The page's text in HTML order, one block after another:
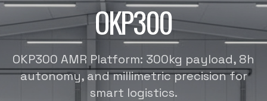
OKP300
OKP300 AMR Platform: 300kg payload, 8h
autonomy, and millimetric precision for
smart logistics.